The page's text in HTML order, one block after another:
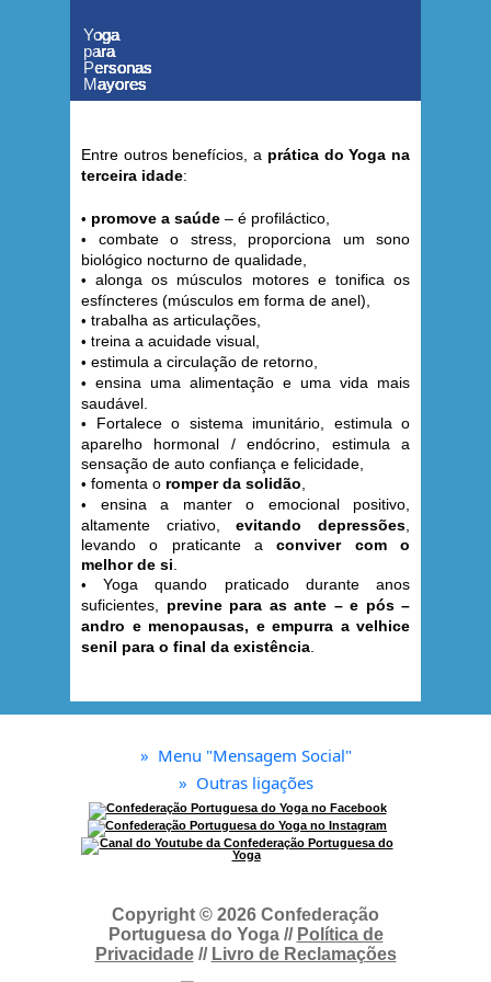
Yoga
para
Personas
Mayores
Yoga
para
Personas
Mayores
Yoga
para
Personas
Mayores
Yoga
para
Personas
Mayores
Yoga
para
Personas
Mayores
Yoga
para
Personas
Mayores
Yoga
para
Personas
Mayores
Entre outros benefícios, a prática do Yoga na
terceira idade:
• promove a saúde – é profiláctico,
• combate o stress, proporciona um sono
biológico nocturno de qualidade,
•alonga os músculos motores e tonifica os
esfíncteres (músculos em forma de anel),
• trabalha as articulações,
• treina a acuidade visual,
• estimula a circulação de retorno,
• ensina uma alimentação e uma vida mais
saudável.
• Fortalece o sistema imunitário, estimula o
aparelho hormonal / endócrino, estimula a
sensação de auto confiança e felicidade,
• fomenta o romper da solidão
• ensina a manter o emocional positivo,
altamente criativo,evitando depressões
levando o praticante aconviver com o
melhor de si
•Yoga quando praticado durante anos
suficientes, previne para as ante – e pós –
andro e menopausas, e empurra a velhice
senil para o final da existência
» Menu "Mensagem Social"
» Outras ligações
Copyright © 2026 Confederação
Portuguesa do Yoga // Política de
Privacidade// Livro de Reclamações